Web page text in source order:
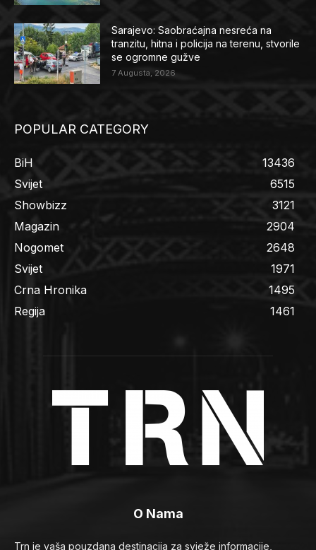
Sarajevo: Saobraćajna nesreća na
tranzitu, hitna i policija na terenu, stvorile
se ogromne gužve
7 Augusta, 2026
POPULAR CATEGORY
BiH
13436
Svijet
6515
Showbizz
3121
Magazin
2904
Nogomet
2648
Svijet
1971
Crna Hronika
1495
Regija
1461
O Nama
Trn je vaša pouzdana destinacija za svježe informacije,